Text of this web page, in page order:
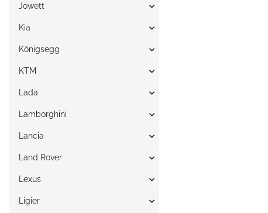
Jowett
Kia
Königsegg
KTM
Lada
Lamborghini
Lancia
Land Rover
Lexus
Ligier